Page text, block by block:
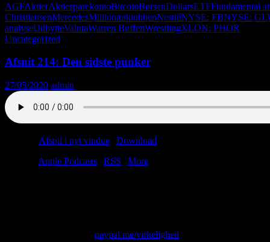
AGFAktierAktiesparekontoBitcoinBørsenDollarsETFFundamental
ChristiansenMercedesMillionærklubbenNestléNYSE: FBNYSE:
analyseUdbytteValutaWarren BuffettWrestlingXLON: PHOR
Uncategorized
Afsnit 214: Den sidste punker
27/05/2020 admin
Afspil i nyt vindue Download
Apple Podcasts RSS
More
paypal.me/virkelighed